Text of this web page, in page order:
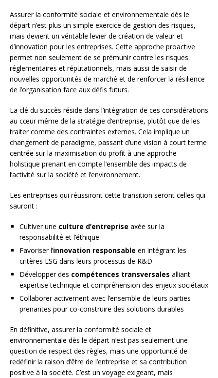
Assurer la conformité sociale et environnementale dès le
départ n’est plus un simple exercice de gestion des risques,
mais devient un véritable levier de création de valeur et
d’innovation pour les entreprises. Cette approche proactive
permet non seulement de se prémunir contre les risques
réglementaires et réputationnels, mais aussi de saisir de
nouvelles opportunités de marché et de renforcer la résilience
de l’organisation face aux défis futurs.
La clé du succès réside dans l’intégration de ces considérations
au cœur même de la stratégie d’entreprise, plutôt que de les
traiter comme des contraintes externes. Cela implique un
changement de paradigme, passant d’une vision à court terme
centrée sur la maximisation du profit à une approche
holistique prenant en compte l’ensemble des impacts de
l’activité sur la société et l’environnement.
Les entreprises qui réussiront cette transition seront celles qui
sauront :
Cultiver une culture d’entreprise axée sur la
responsabilité et l’éthique
Favoriser l’innovation responsable en intégrant les
critères ESG dans leurs processus de R&D
Développer des compétences transversales alliant
expertise technique et compréhension des enjeux sociétaux
Collaborer activement avec l’ensemble de leurs parties
prenantes pour co-construire des solutions durables
En définitive, assurer la conformité sociale et
environnementale dès le départ n’est pas seulement une
question de respect des règles, mais une opportunité de
redéfinir la raison d’être de l’entreprise et sa contribution
positive à la société. C’est un voyage exigeant, mais